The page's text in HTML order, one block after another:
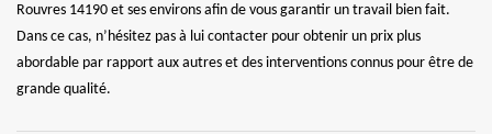
Rouvres 14190 et ses environs afin de vous garantir un travail bien fait.
Dans ce cas, n’hésitez pas à lui contacter pour obtenir un prix plus
abordable par rapport aux autres et des interventions connus pour être de
grande qualité.